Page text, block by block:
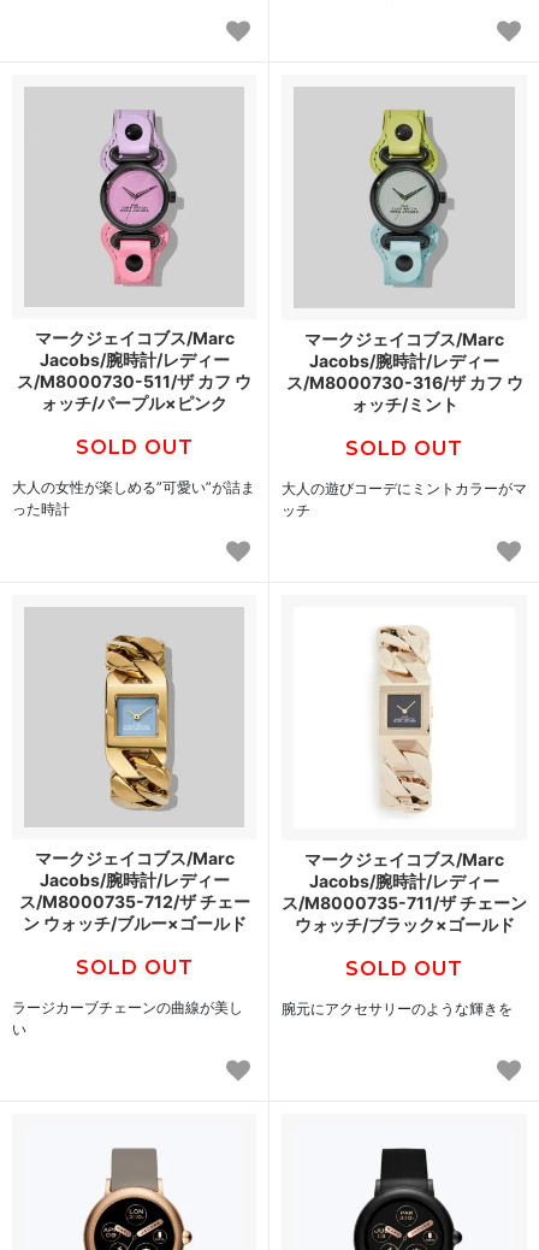
マークジェイコブス/Marc
Jacobs/腕時計/レディー
ス/M8000730-511/ザ カフ ウ
ォッチ/パープル×ピンク
SOLD OUT
大人の女性が楽しめる”可愛い”が詰ま
った時計
マークジェイコブス/Marc
Jacobs/腕時計/レディー
ス/M8000730-316/ザ カフ ウ
ォッチ/ミント
SOLD OUT
大人の遊びコーデにミントカラーがマ
ッチ
マークジェイコブス/Marc
Jacobs/腕時計/レディー
ス/M8000735-712/ザ チェー
ン ウォッチ/ブルー×ゴールド
SOLD OUT
ラージカーブチェーンの曲線が美し
い
マークジェイコブス/Marc
Jacobs/腕時計/レディー
ス/M8000735-711/ザ チェーン
ウォッチ/ブラック×ゴールド
SOLD OUT
腕元にアクセサリーのような輝きを